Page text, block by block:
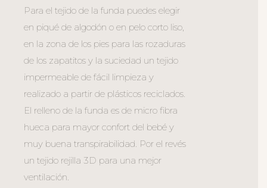
Para el tejido de la funda puedes elegir
en piqué de algodón o en pelo corto liso,
en la zona de los pies para las rozaduras
de los zapatitos y la suciedad un tejido
impermeable de fácil limpieza y
realizado a partir de plásticos reciclados.
El relleno de la funda es de micro fibra
hueca para mayor confort del bebé y
muy buena transpirabilidad. Por el revés
un tejido rejilla 3D para una mejor
ventilación.